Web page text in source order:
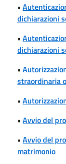
•
dichiarazioni
•
dichiarazioni
•
straordinaria
•
• Avvio del
• Avvio del
matrimonio